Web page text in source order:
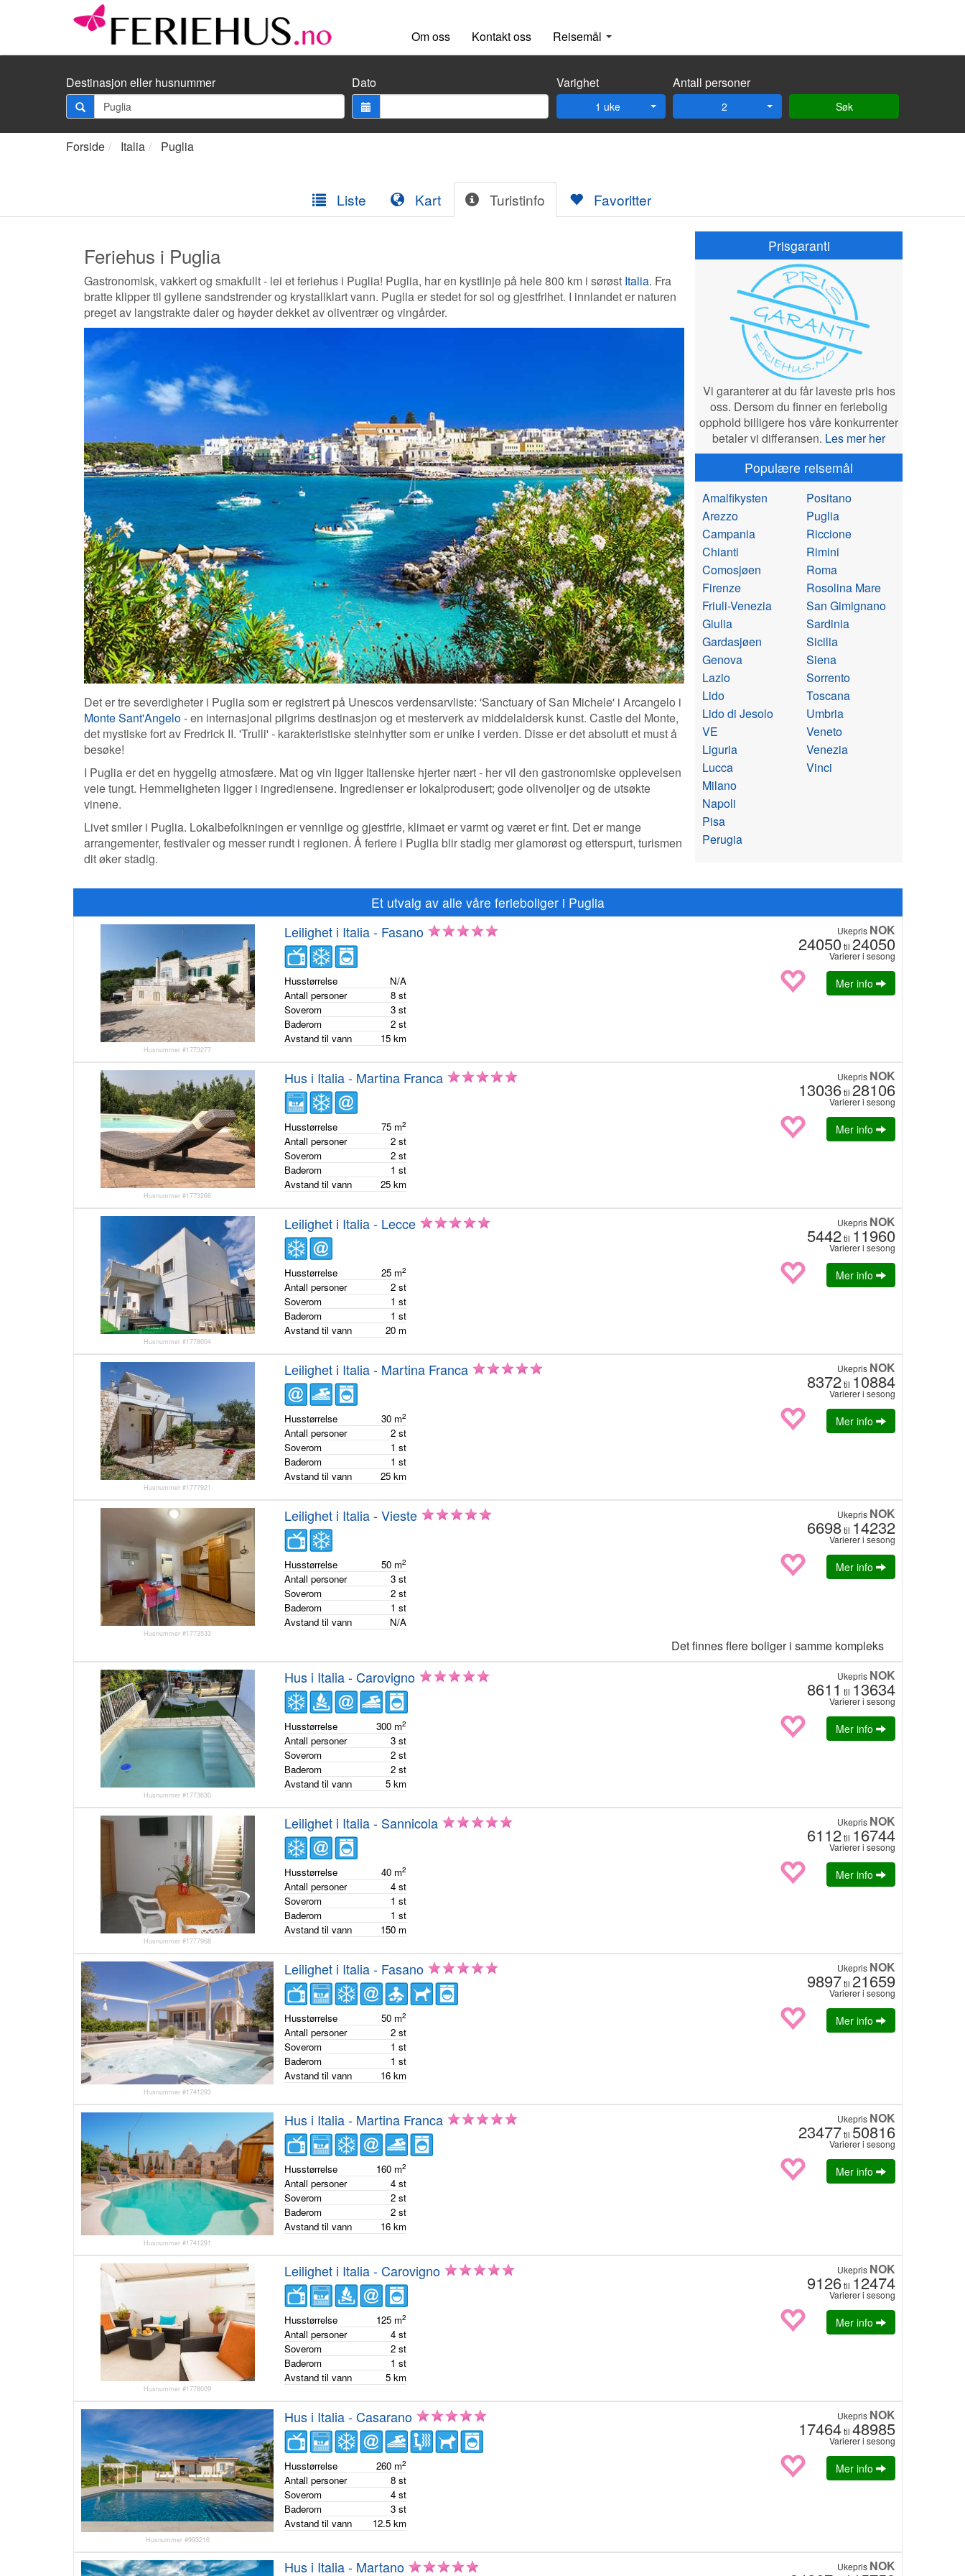
Om oss Kontakt oss Reisemål
Destinasjon eller husnummer Dato Varighet
1 uke
Antall personer
2 Søk
Forside Italia Puglia
Liste Kart Turistinfo Favoritter
Feriehus i Puglia
Gastronomisk, vakkert og smakfullt - lei et feriehus i Puglia! Puglia, har en kystlinje på hele 800 km i sørøst Italia. Fra
bratte klipper til gyllene sandstrender og krystallklart vann. Puglia er stedet for sol og gjestfrihet. I innlandet er naturen
preget av langstrakte daler og høyder dekket av oliventrær og vingårder.
Det er tre severdigheter i Puglia som er registrert på Unescos verdensarvliste: 'Sanctuary of San Michele' i Arcangelo i
Monte Sant'Angelo- en internasjonal pilgrims destinasjon og et mesterverk av middelaldersk kunst. Castle del Monte,
det mystiske fort av Fredrick II. 'Trulli' - karakteristiske steinhytter som er unike i verden. Disse er det absolutt et must å
besøke!
I Puglia er det en hyggelig atmosfære. Mat og vin ligger Italienske hjerter nært - her vil den gastronomiske opplevelsen
veie tungt. Hemmeligheten ligger i ingrediensene. Ingredienser er lokalprodusert; gode olivenoljer og de utsøkte
vinene.
Livet smiler i Puglia. Lokalbefolkningen er vennlige og gjestfrie, klimaet er varmt og været er fint. Det er mange
arrangementer, festivaler og messer rundt i regionen. Å feriere i Puglia blir stadig mer glamorøst og etterspurt, turismen
dit øker stadig.
Prisgaranti
Vi garanterer at du får laveste pris hos
oss. Dersom du finner en feriebolig
opphold billigere hos våre konkurrenter
betaler vi differansen. Les mer her
Populære reisemål
Amalfikysten
Arezzo
Campania
Chianti
Comosjøen
Firenze
Friuli-Venezia
Giulia
Gardasjøen
Genova
Lazio
Lido
Lido di Jesolo
VE
Liguria
Lucca
Milano
Napoli
Pisa
Perugia
Positano
Puglia
Riccione
Rimini
Roma
Rosolina Mare
San Gimignano
Sardinia
Sicilia
Siena
Sorrento
Toscana
Umbria
Veneto
Venezia
Vinci
Et utvalg av alle våre ferieboliger i Puglia
Husnummer #1773277
Leilighet i Italia - Fasano
Husstørrelse
N/A
Antall personer
8st
Soverom
3st
Baderom
2st
Avstand til vann
15km
Ukepris NOK
24050 til 24050
Varierer i sesong
Mer info
Husnummer #1773266
Hus i Italia - Martina Franca
Husstørrelse 75 m2
Antall personer 2st
Soverom
2st
Baderom
1st
Avstand til vann
25km
Ukepris NOK
13036til 28106
Varierer i sesong
Mer info
Husnummer #1778004
Leilighet i Italia - Lecce
Husstørrelse 25 m2
Antall personer 2st
Soverom
1st
Baderom
1st
Avstand til vann
20 m
Ukepris NOK
5442til 11960
Varierer i sesong
Mer info
Husnummer #1777921
Leilighet i Italia - Martina Franca
Husstørrelse 30 m2
Antall personer 2st
Soverom
1st
Baderom
1st
Avstand til vann
25km
Ukepris NOK
8372til 10884
Varierer i sesong
Mer info
Husnummer #1773533
Leilighet i Italia - Vieste
Husstørrelse 50 m2
Antall personer 3st
Soverom
2st
Baderom
1st
Avstand til vann
N/A
Ukepris NOK
6698til 14232
Varierer i sesong
Mer info
Det finnes flere boliger i samme kompleks
Husnummer #1773630
Hus i Italia - Carovigno
Husstørrelse 300 m2
Antall personer 3st
Soverom
2st
Baderom
2st
Avstand til vann
5km
Ukepris NOK
8611 til 13634
Varierer i sesong
Mer info
Husnummer #1777968
Leilighet i Italia - Sannicola
Husstørrelse 40 m2
Antall personer 4st
Soverom
1st
Baderom
1st
Avstand til vann
150 m
Ukepris NOK
6112til 16744
Varierer i sesong
Mer info
Husnummer #1741293
Leilighet i Italia - Fasano
Husstørrelse 50 m2
Antall personer 2st
Soverom
1st
Baderom
1st
Avstand til vann
16km
Ukepris NOK
9897til 21659
Varierer i sesong
Mer info
Husnummer #1741291
Hus i Italia - Martina Franca
Husstørrelse 160 m2
Antall personer 4st
Soverom
2st
Baderom
2st
Avstand til vann
16km
Ukepris NOK
23477til 50816
Varierer i sesong
Mer info
Husnummer #1778009
Leilighet i Italia - Carovigno
Husstørrelse 125 m2
Antall personer 4st
Soverom
2st
Baderom
1st
Avstand til vann
5km
Ukepris NOK
9126til 12474
Varierer i sesong
Mer info
Husnummer #993216
Hus i Italia - Casarano
Husstørrelse 260 m2
Antall personer 8st
Soverom
4st
Baderom
3st
Avstand til vann
12.5km
Ukepris NOK
17464til 48985
Varierer i sesong
Mer info
Hus i Italia - Martano Ukepris NOK